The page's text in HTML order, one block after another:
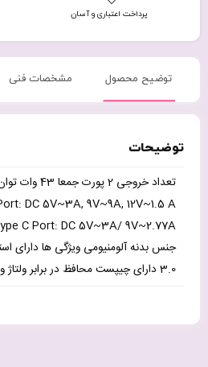
پرداخت اعتباری و آسان
توضیح محصول مشخصات فنی
توضیحات
3.0 دارای چیپست محافظ در برابر ولتاژ و شارژ بالاتر از ظرفیت